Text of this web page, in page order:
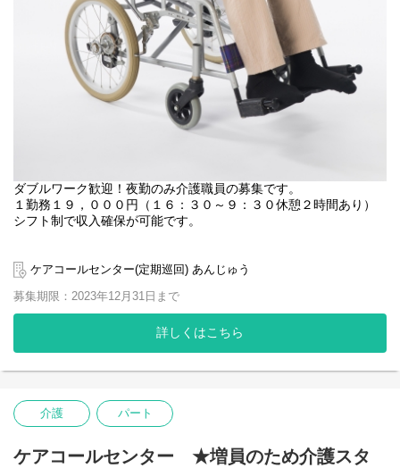
ダブルワーク歓迎！夜勤のみ介護職員の募集です。
１勤務１９，０００円（１６：３０～９：３０休憩２時間あり）
シフト制で収入確保が可能です。
ケア、トイレ誘導、起床・就寝介助、食堂誘導のサービス提供、
サービス記録が主な業務となります。必要時にコール対応を行い
ます。
様々なお客様へサービスに入りますので、経験値が上がりスキル
アップの機会となります。
サービスのない時間は、事務所で簡単な事務処理を行います。
ります。
ケアコールセンター(定期巡回) あんじゅう
募集期限：2023年12月31日まで
詳しくはこちら
介護 パート
ケアコールセンター ★増員のため介護スタ